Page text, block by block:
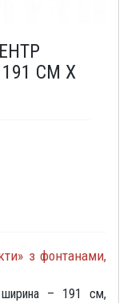
191 СМ Х
з фонтанами,
– 191 см,